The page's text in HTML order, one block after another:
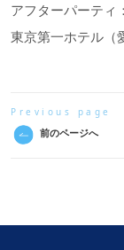
アフターパーテ
東京第一ホテル（
Previous page
前のページへ